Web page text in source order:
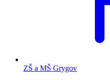
ZŠ a MŠ Grygov